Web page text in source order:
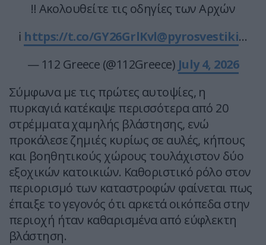
‼️ Ακολουθείτε τις οδηγίες των Αρχών
ℹ️ https://t.co/GY26GrlKvl@pyrosvestiki…
— 112 Greece (@112Greece) July 4, 2026
Σύμφωνα με τις πρώτες αυτοψίες, η
πυρκαγιά κατέκαψε περισσότερα από 20
στρέμματα χαμηλής βλάστησης, ενώ
προκάλεσε ζημιές κυρίως σε αυλές, κήπους
και βοηθητικούς χώρους τουλάχιστον δύο
εξοχικών κατοικιών. Καθοριστικό ρόλο στον
περιορισμό των καταστροφών φαίνεται πως
έπαιξε το γεγονός ότι αρκετά οικόπεδα στην
περιοχή ήταν καθαρισμένα από εύφλεκτη
βλάστηση.